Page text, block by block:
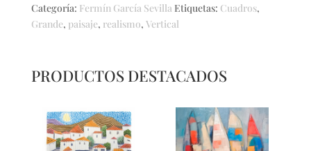
Categoría: Fermín García Sevilla Etiquetas: Cuadros,
Grande, paisaje, realismo, Vertical
PRODUCTOS DESTACADOS